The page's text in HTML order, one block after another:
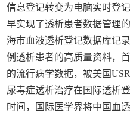
信息登记转变为电脑实时登
早实现了透析患者数据管理
海市血液透析登记数据库记
例透析患者的高质量资料，
的流行病学数据，被美国
尿毒症透析治疗在国际透析
时间，国际医学界将中国血